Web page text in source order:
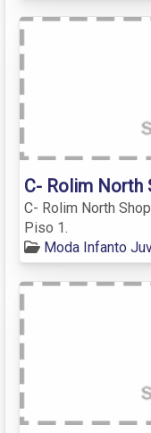
C- Rolim North
C- Rolim North
Piso 1.
Moda Infanto